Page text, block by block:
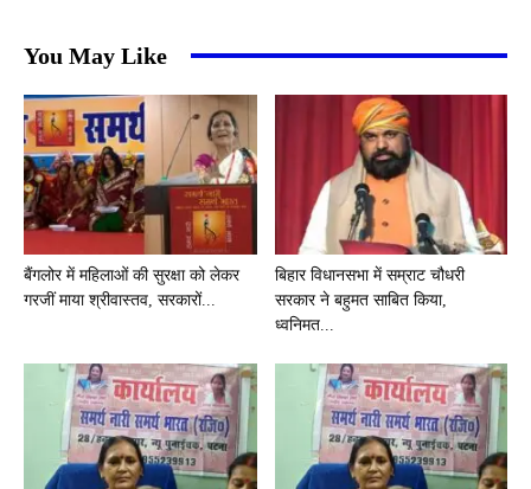
You May Like
बैंगलोर में महिलाओं की सुरक्षा को लेकर
गरजीं माया श्रीवास्तव, सरकारों...
बिहार विधानसभा में सम्राट चौधरी
सरकार ने बहुमत साबित किया,
ध्वनिमत...